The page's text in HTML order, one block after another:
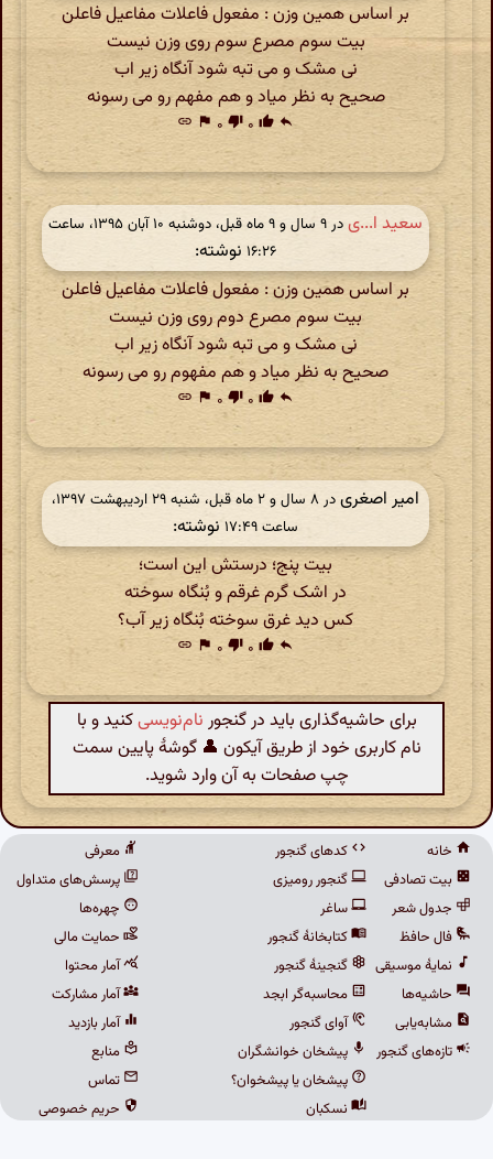
بر اساس همین وزن : مفعول فاعلات مفاعیل فاعلن
بیت سوم مصرع سوم روی وزن نیست
نی مشک و می تبه شود آنگاه زیر اب
صحیح به نظر میاد و هم مفهم رو می رسونه
reply
thumb_up ۰ thumb_down ۰ flag
link
سعید ا...ی
در ‫۹ سال و ۹ ماه قبل، دوشنبه ۱۰ آبان ۱۳۹۵، ساعت
۱۶:۲۶ نوشته:
بر اساس همین وزن : مفعول فاعلات مفاعیل فاعلن
بیت سوم مصرع دوم روی وزن نیست
نی مشک و می تبه شود آنگاه زیر اب
صحیح به نظر میاد و هم مفهوم رو می رسونه
reply
thumb_up ۰ thumb_down ۰ flag
link
امیر اصغری
در ‫۸ سال و ۲ ماه قبل، شنبه ۲۹ اردیبهشت ۱۳۹۷،
ساعت ۱۷:۴۹
نوشته:
بیت پنج؛ درستش این است؛
در اشک گرم غرقم و بُنگاه سوخته
کس دید غرق سوخته بُنگاه زیر آب؟
reply
thumb_up ۰ thumb_down ۰ flag
link
برای حاشیه‌گذاری باید در گنجور نام‌نویسیکنید و با
نام کاربری خود از طریق آیکون 👤 گوشهٔ پایین سمت
چپ صفحات به آن وارد شوید.
خانه
بیت تصادفی
جدول شعر
فال حافظ
نمایهٔ موسیقی
حاشیه‌ها
مشابه‌یابی
تازه‌های گنجور
کدهای گنجور
گنجور رومیزی
ساغر
کتابخانهٔ گنجور
گنجینهٔ گنجور
محاسبه‌گر ابجد
آوای گنجور
پیشخان خوانشگران
پیشخان یا پیشخوان؟
نسکبان
معرفی
پرسش‌های متداول
چهره‌ها
حمایت مالی
آمار محتوا
آمار مشارکت
آمار بازدید
منابع
تماس
حریم خصوصی